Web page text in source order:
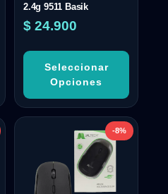
2.4g 9511 Basik
$ 24.900
Seleccionar
Opciones
-8%